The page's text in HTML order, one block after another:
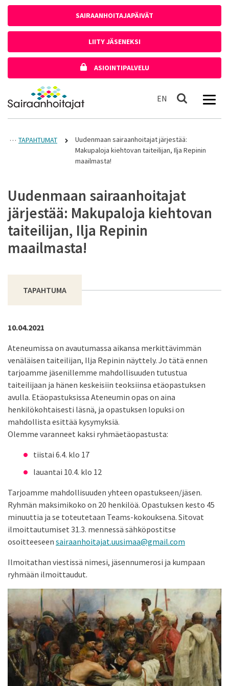
SAIRAANHOITAJAPÄIVÄT
LIITY JÄSENEKSI
ASIOINTIPALVELU
Etusivulle
EN In English
Haku
TAPAHTUMAT
Uudenmaan sairaanhoitajat järjestää:
Makupaloja kiehtovan taiteilijan, Ilja Repinin
maailmasta!
Uudenmaan sairaanhoitajat
järjestää: Makupaloja kiehtovan
taiteilijan, Ilja Repinin
maailmasta!
TAPAHTUMA
10.04.2021
Ateneumissa on avautumassa aikansa merkittävimmän
venäläisen taiteilijan, Ilja Repinin näyttely. Jo tätä ennen
tarjoamme jäsenillemme mahdollisuuden tutustua
taiteilijaan ja hänen keskeisiin teoksiinsa etäopastuksen
avulla. Etäopastuksissa Ateneumin opas on aina
henkilökohtaisesti läsnä, ja opastuksen lopuksi on
mahdollista esittää kysymyksiä.
Olemme varanneet kaksi ryhmäetäopastusta:
tiistai 6.4. klo 17
lauantai 10.4. klo 12
Tarjoamme mahdollisuuden yhteen opastukseen/jäsen.
Ryhmän maksimikoko on 20 henkilöä. Opastuksen kesto 45
minuuttia ja se toteutetaan Teams-kokouksena. Sitovat
ilmoittautumiset 31.3. mennessä sähköpostitse
osoitteeseen sairaanhoitajat.uusimaa@gmail.com
Ilmoitathan viestissä nimesi, jäsennumerosi ja kumpaan
ryhmään ilmoittaudut.